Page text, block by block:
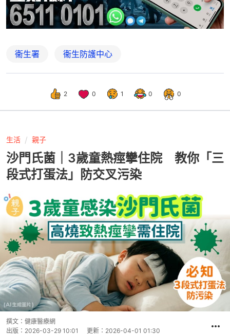
衞生署 衞生防護中心
2 0 1 0 0
生活 親子
沙門氏菌｜3歲童熱痙攣住院 教你「三
段式打蛋法」防交叉污染
撰文： 健康醫療網
出版： 2026-03-29 10:01 更新： 2026-04-01 01:30